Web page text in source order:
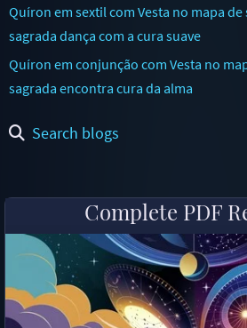
Quíron em sextil com Vesta no mapa
sagrada dança com a cura suave
Quíron em conjunção com Vesta no
sagrada encontra cura da alma
Search blogs
Complete PDF